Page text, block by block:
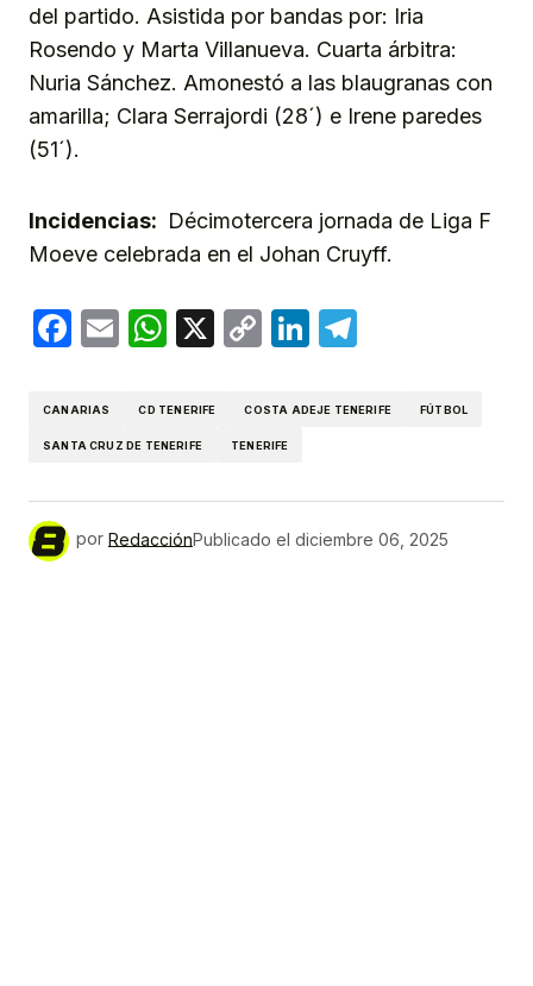
del partido. Asistida por bandas por: Iria
Rosendo y Marta Villanueva. Cuarta árbitra:
Nuria Sánchez. Amonestó a las blaugranas con
amarilla; Clara Serrajordi (28´) e Irene paredes
(51´).
Incidencias: Décimotercera jornada de Liga F
Moeve celebrada en el Johan Cruyff.
Facebook
EmailWhatsApp
X
CopyLinkedIn
CANARIAS CD TENERIFE COSTA ADEJE TENERIFE FÚTBOL
SANTA CRUZ DE TENERIFE TENERIFE
por RedacciónPublicado el diciembre 06, 2025